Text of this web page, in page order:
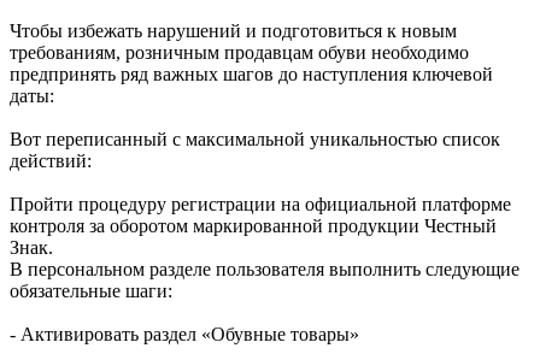
Чтобы избежать нарушений и подготовиться к новым
требованиям, розничным продавцам обуви необходимо
предпринять ряд важных шагов до наступления ключевой
даты:
Вот переписанный с максимальной уникальностью список
действий:
Пройти процедуру регистрации на официальной платформе
контроля за оборотом маркированной продукции Честный
Знак.
В персональном разделе пользователя выполнить следующие
обязательные шаги:
- Активировать раздел «Обувные товары»